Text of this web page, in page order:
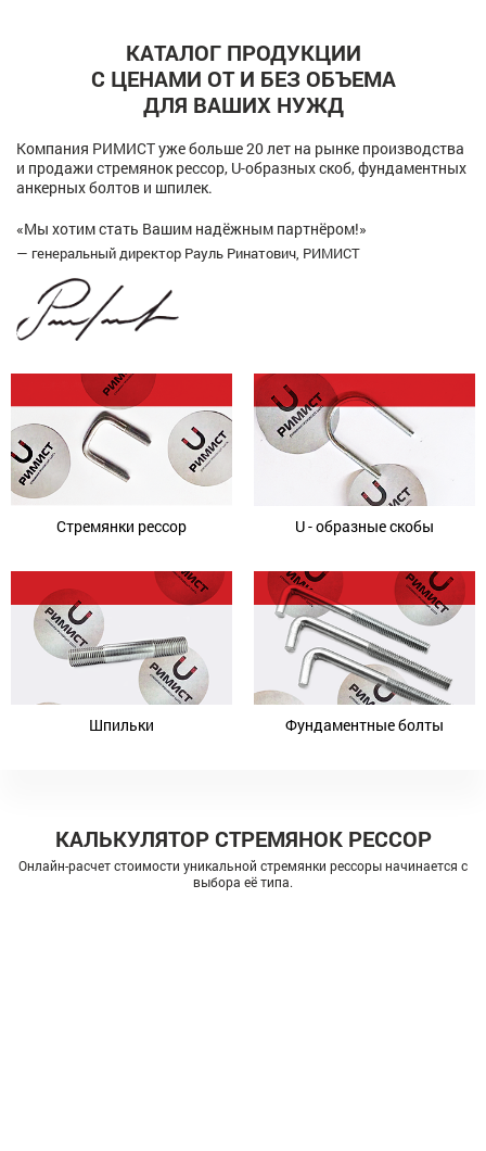
КАТАЛОГ ПРОДУКЦИИ
С ЦЕНАМИ ОТ И БЕЗ ОБЪЕМА
ДЛЯ ВАШИХ НУЖД
Компания РИМИСТ уже больше 20 лет на рынке производства
и продажи стремянок рессор, U-образных скоб, фундаментных
анкерных болтов и шпилек.
«Мы хотим стать Вашим надёжным партнёром!»
— генеральный директор Рауль Ринатович, РИМИСТ
Стремянки рессор U - образные скобы
Шпильки Фундаментные болты
КАЛЬКУЛЯТОР СТРЕМЯНОК РЕССОР
Онлайн-расчет стоимости уникальной стремянки рессоры начинается с
выбора её типа.